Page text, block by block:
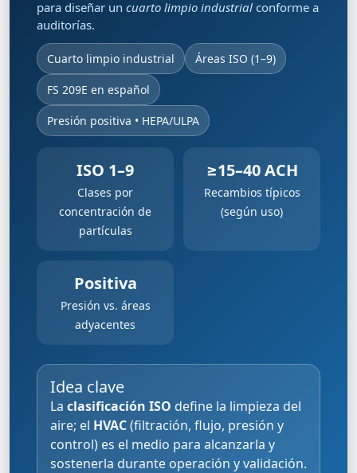
para diseñar un cuarto limpio industrial conforme a
auditorías.
Cuarto limpio industrial Áreas ISO (1–9)
FS 209E en español
Presión positiva • HEPA/ULPA
ISO 1–9
Clases por
concentración de
partículas
≥15–40 ACH
Recambios típicos
(según uso)
Positiva
Presión vs. áreas
adyacentes
Idea clave
La clasificación ISO define la limpieza del
aire; el HVAC(filtración, flujo, presión y
control) es el medio para alcanzarla y
sostenerla durante operación y validación.